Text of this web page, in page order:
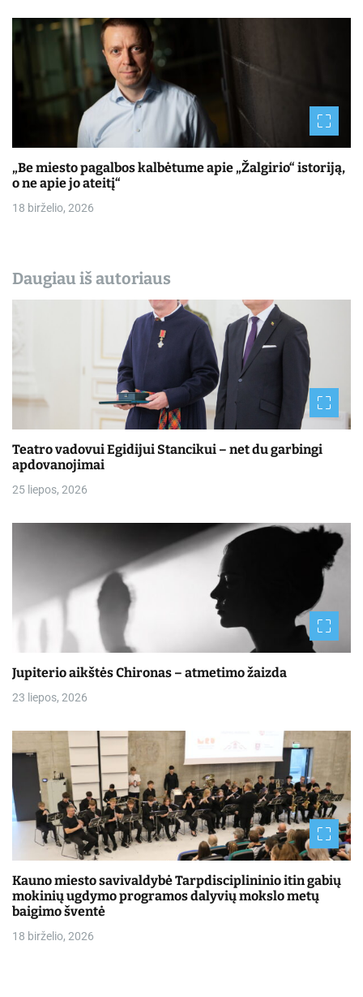
„Be miesto pagalbos kalbėtume apie „Žalgirio“ istoriją,
o ne apie jo ateitį“
18 birželio, 2026
Daugiau iš autoriaus
Teatro vadovui Egidijui Stancikui – net du garbingi
apdovanojimai
25 liepos, 2026
Jupiterio aikštės Chironas – atmetimo žaizda
23 liepos, 2026
Kauno miesto savivaldybė Tarpdisciplininio itin gabių
mokinių ugdymo programos dalyvių mokslo metų
baigimo šventė
18 birželio, 2026